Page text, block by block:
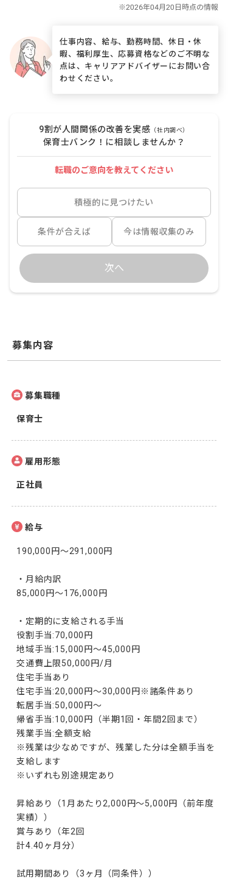
仕事内容、給与、勤務時間、休日・休
暇、福利厚生、応募資格などのご不明な
点は、キャリアアドバイザーにお問い合
わせください。
9割が人間関係の改善を実感 （社内調べ）
保育士バンク！に相談しませんか？
転職のご意向を教えてください
積極的に見つけたい
条件が合えば 今は情報収集のみ
次へ
募集内容
募集職種
保育士
雇用形態
正社員
給与
190,000円〜291,000円
・月給内訳
85,000円～176,000円
・定期的に支給される手当
役割手当:70,000円
地域手当:15,000円～45,000円
交通費上限50,000円/月
住宅手当あり
住宅手当:20,000円～30,000円※諸条件あり
転居手当:50,000円〜
帰省手当:10,000円（半期1回・年間2回まで）
残業手当:全額支給
※残業は少なめですが、残業した分は全額手当を
支給します
※いずれも別途規定あり
昇給あり（1月あたり2,000円～5,000円（前年度
実績））
賞与あり（年2回
計4.40ヶ月分）
試用期間あり（3ヶ月（同条件））